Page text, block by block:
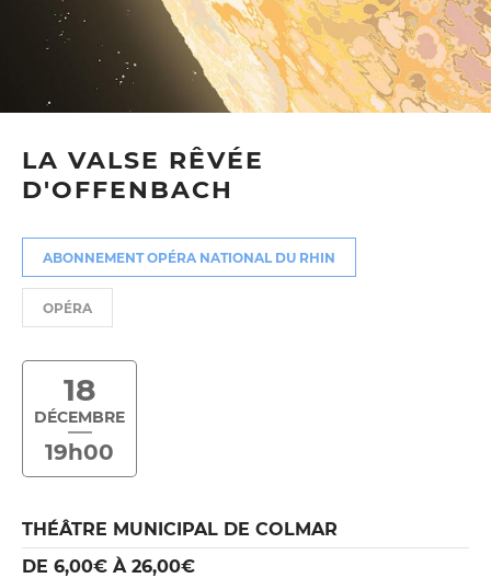
LA VALSE RÊVÉE
D'OFFENBACH
ABONNEMENT OPÉRA NATIONAL DU RHIN
OPÉRA
18
DÉCEMBRE
19h00
THÉÂTRE MUNICIPAL DE COLMAR
DE 6,00€ À 26,00€